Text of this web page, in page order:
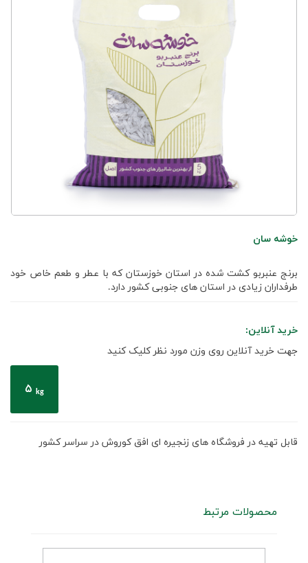
خوشه سان
برنج عنبربو کشت شده در استان خوزستان که با عطر و طعم خاص خود
طرفداران زیادی در استان های جنوبی کشور دارد.
خرید آنلاین:
جهت خرید آنلاین روی وزن مورد نظر کلیک کنید
۵ kg
قابل تهیه در فروشگاه های زنجیره ای افق کوروش در سراسر کشور
محصولات مرتبط